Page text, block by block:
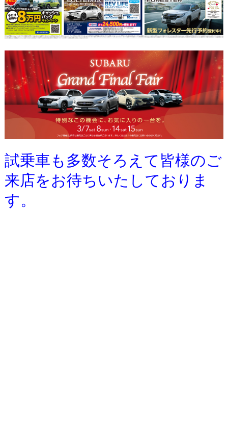
試乗車も多数そろえて皆様のご
来店をお待ちいたしておりま
す。